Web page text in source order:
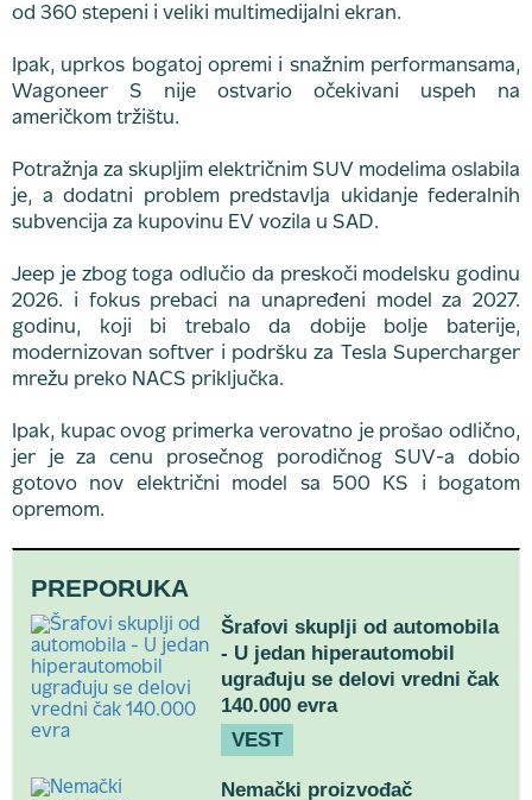
od 360 stepeni i veliki multimedijalni ekran.
Ipak, uprkos bogatoj opremi i snažnim performansama,
Wagoneer S nije ostvario očekivani uspeh na
američkom tržištu.
Potražnja za skupljim električnim SUV modelima oslabila
je, a dodatni problem predstavlja ukidanje federalnih
subvencija za kupovinu EV vozila u SAD.
Jeep je zbog toga odlučio da preskoči modelsku godinu
2026. i fokus prebaci na unapređeni model za 2027.
godinu, koji bi trebalo da dobije bolje baterije,
modernizovan softver i podršku za Tesla Supercharger
mrežu preko NACS priključka.
Ipak, kupac ovog primerka verovatno je prošao odlično,
jer je za cenu prosečnog porodičnog SUV-a dobio
gotovo nov električni model sa 500 KS i bogatom
opremom.
PREPORUKA
Šrafovi skuplji od automobila
- U jedan hiperautomobil
ugrađuju se delovi vredni čak
140.000 evra
VEST
Nemački proizvođač